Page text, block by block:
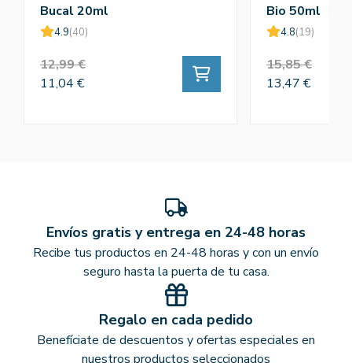
Bucal 20ml
4.9(40)
12,99 €
11,04 €
Bio 50ml
4.8(19)
15,85 €
13,47 €
Envíos gratis y entrega en 24-48 horas
Recibe tus productos en 24-48 horas y con un envío
seguro hasta la puerta de tu casa.
Regalo en cada pedido
Benefíciate de descuentos y ofertas especiales en
nuestros productos seleccionados